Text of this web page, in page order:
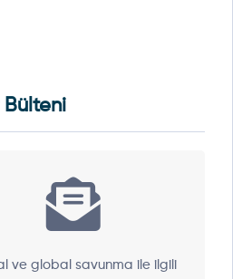
Bülteni
ve global savunma ile ilgili